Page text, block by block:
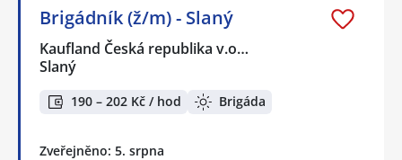
Brigádník (ž/m) - Slaný
Kaufland Česká republika v.o…
Slaný
190 – 202 Kč / hod Brigáda
Zveřejněno: 5. srpna